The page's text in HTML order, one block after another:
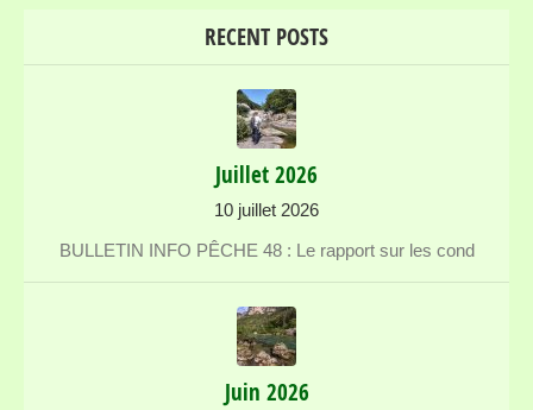
RECENT POSTS
Juillet 2026
10 juillet 2026
BULLETIN INFO PÊCHE 48 : Le rapport sur les cond
Juin 2026